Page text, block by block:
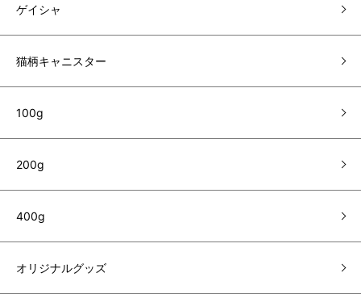
ゲイシャ
猫柄キャニスター
100g
200g
400g
オリジナルグッズ